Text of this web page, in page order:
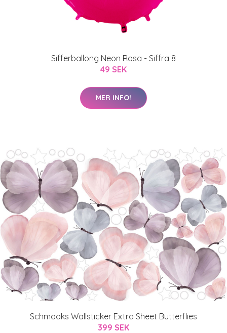
Sifferballong Neon Rosa - Siffra 8
49 SEK
MER INFO!
Schmooks Wallsticker Extra Sheet Butterflies
399 SEK